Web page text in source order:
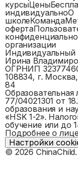
курсыЦены
индивидуальноО
школеКоманда
оферта
организации
Индивидуальный
Ирина
ОГРНИП
108834, г.
84
77/04021301 от
образования и
«HSK 1-2».
обучение или до
Подробнее о
Настройки
© 2026